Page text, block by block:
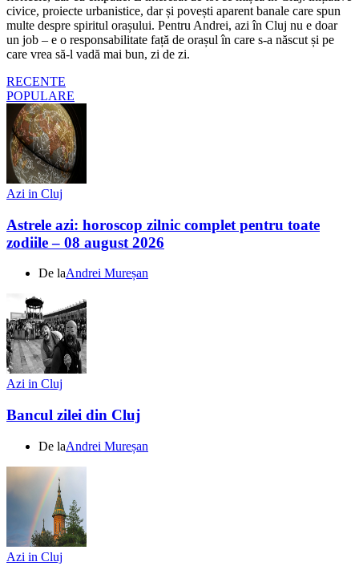
civice, proiecte urbanistice, dar și povești aparent banale care spun
multe despre spiritul orașului. Pentru Andrei, azi în Cluj nu e doar
un job – e o responsabilitate față de orașul în care s-a născut și pe
care vrea să-l vadă mai bun, zi de zi.
RECENTE
POPULARE
Azi in Cluj
Astrele azi: horoscop zilnic complet pentru toate
zodiile – 08 august 2026
De laAndrei Mureșan
Azi in Cluj
Bancul zilei din Cluj
De laAndrei Mureșan
Azi in Cluj